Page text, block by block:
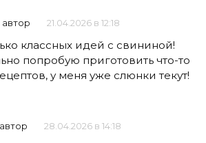
автор 21.04.2026 в 12:18
классных идей с свининой!
попробую приготовить что-то
у меня уже слюнки текут!
автор 28.04.2026 в 14:18